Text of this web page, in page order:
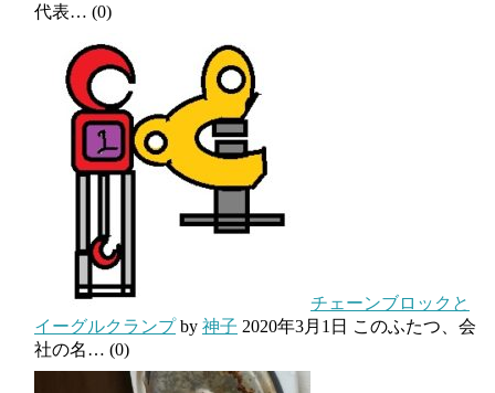
代表… (0)
チェーンブロックと
イーグルクランプby 神子 2020年3月1日 このふたつ、会
社の名… (0)